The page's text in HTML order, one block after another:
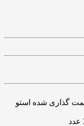
گذاری شده استو